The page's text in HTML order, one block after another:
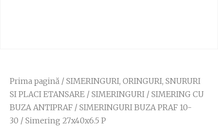
Prima pagină / SIMERINGURI, ORINGURI, SNURURI
SI PLACI ETANSARE / SIMERINGURI / SIMERING CU
BUZA ANTIPRAF / SIMERINGURI BUZA PRAF 10-
30 / Simering 27x40x6.5 P